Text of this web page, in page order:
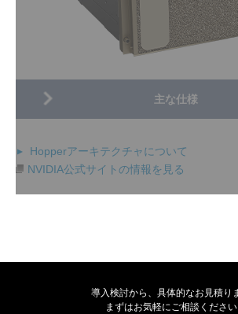
Hopperアーキテクチャについて
NVIDIA公式サイトの情報を見る
導入検討から、具体的なお見積り
まずはお気軽にご相談ください